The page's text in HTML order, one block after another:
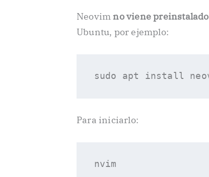
Neovim no viene preinstalado
Ubuntu, por ejemplo:
Para iniciarlo: